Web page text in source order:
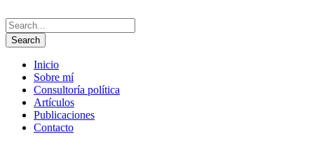
Inicio
Sobre mí
Consultoría política
Artículos
Publicaciones
Contacto